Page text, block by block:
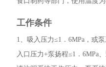
工作条件
1、吸入压力≤1．6MPa，或
入口压力+泵扬程≤1．6MPa